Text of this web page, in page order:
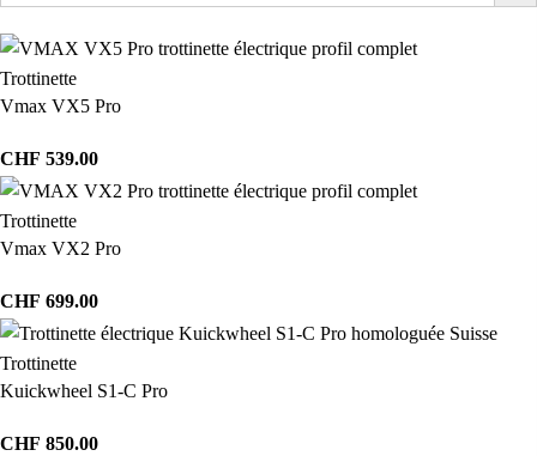
Trottinette
Vmax VX5 Pro
CHF 539.00
Trottinette
Vmax VX2 Pro
CHF 699.00
Trottinette
Kuickwheel S1-C Pro
CHF 850.00